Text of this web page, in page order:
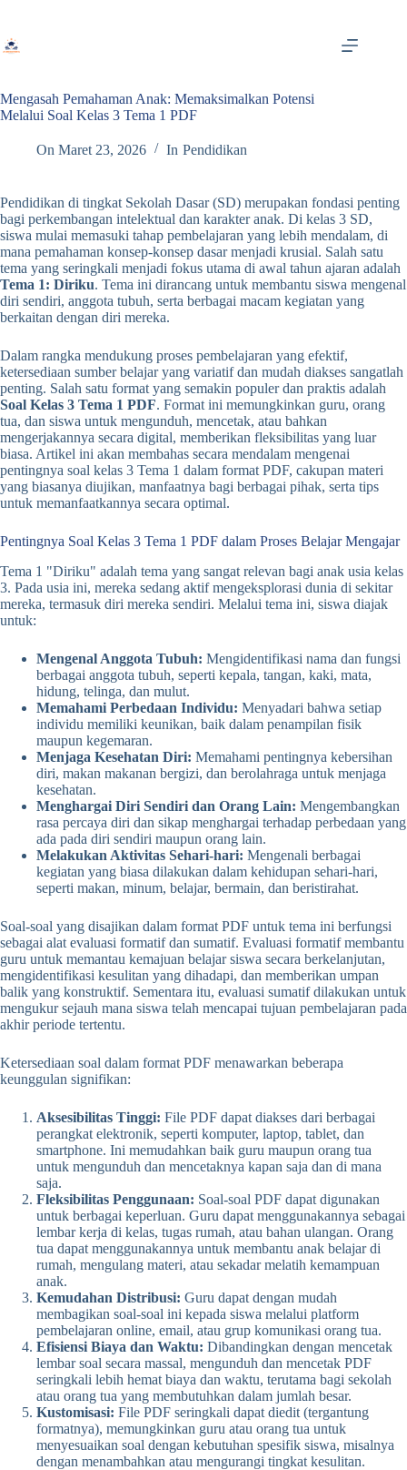
content
Mengasah Pemahaman Anak: Memaksimalkan Potensi
Melalui Soal Kelas 3 Tema 1 PDF
On Maret 23, 2026 In Pendidikan
Pendidikan di tingkat Sekolah Dasar (SD) merupakan fondasi penting
bagi perkembangan intelektual dan karakter anak. Di kelas 3 SD,
siswa mulai memasuki tahap pembelajaran yang lebih mendalam, di
mana pemahaman konsep-konsep dasar menjadi krusial. Salah satu
tema yang seringkali menjadi fokus utama di awal tahun ajaran adalah
Tema 1: Diriku. Tema ini dirancang untuk membantu siswa mengenal
diri sendiri, anggota tubuh, serta berbagai macam kegiatan yang
berkaitan dengan diri mereka.
Dalam rangka mendukung proses pembelajaran yang efektif,
ketersediaan sumber belajar yang variatif dan mudah diakses sangatlah
penting. Salah satu format yang semakin populer dan praktis adalah
Soal Kelas 3 Tema 1 PDF. Format ini memungkinkan guru, orang
tua, dan siswa untuk mengunduh, mencetak, atau bahkan
mengerjakannya secara digital, memberikan fleksibilitas yang luar
biasa. Artikel ini akan membahas secara mendalam mengenai
pentingnya soal kelas 3 Tema 1 dalam format PDF, cakupan materi
yang biasanya diujikan, manfaatnya bagi berbagai pihak, serta tips
untuk memanfaatkannya secara optimal.
Pentingnya Soal Kelas 3 Tema 1 PDF dalam Proses Belajar Mengajar
Tema 1 "Diriku" adalah tema yang sangat relevan bagi anak usia kelas
3. Pada usia ini, mereka sedang aktif mengeksplorasi dunia di sekitar
mereka, termasuk diri mereka sendiri. Melalui tema ini, siswa diajak
untuk:
Mengenal Anggota Tubuh: Mengidentifikasi nama dan fungsi
berbagai anggota tubuh, seperti kepala, tangan, kaki, mata,
hidung, telinga, dan mulut.
Memahami Perbedaan Individu: Menyadari bahwa setiap
individu memiliki keunikan, baik dalam penampilan fisik
maupun kegemaran.
Menjaga Kesehatan Diri: Memahami pentingnya kebersihan
diri, makan makanan bergizi, dan berolahraga untuk menjaga
kesehatan.
Menghargai Diri Sendiri dan Orang Lain: Mengembangkan
rasa percaya diri dan sikap menghargai terhadap perbedaan yang
ada pada diri sendiri maupun orang lain.
Melakukan Aktivitas Sehari-hari: Mengenali berbagai
kegiatan yang biasa dilakukan dalam kehidupan sehari-hari,
seperti makan, minum, belajar, bermain, dan beristirahat.
Soal-soal yang disajikan dalam format PDF untuk tema ini berfungsi
sebagai alat evaluasi formatif dan sumatif. Evaluasi formatif membantu
guru untuk memantau kemajuan belajar siswa secara berkelanjutan,
mengidentifikasi kesulitan yang dihadapi, dan memberikan umpan
balik yang konstruktif. Sementara itu, evaluasi sumatif dilakukan untuk
mengukur sejauh mana siswa telah mencapai tujuan pembelajaran pada
akhir periode tertentu.
Ketersediaan soal dalam format PDF menawarkan beberapa
keunggulan signifikan:
Aksesibilitas Tinggi: File PDF dapat diakses dari berbagai
perangkat elektronik, seperti komputer, laptop, tablet, dan
smartphone. Ini memudahkan baik guru maupun orang tua
untuk mengunduh dan mencetaknya kapan saja dan di mana
saja.
Fleksibilitas Penggunaan: Soal-soal PDF dapat digunakan
untuk berbagai keperluan. Guru dapat menggunakannya sebagai
lembar kerja di kelas, tugas rumah, atau bahan ulangan. Orang
tua dapat menggunakannya untuk membantu anak belajar di
rumah, mengulang materi, atau sekadar melatih kemampuan
anak.
Kemudahan Distribusi: Guru dapat dengan mudah
membagikan soal-soal ini kepada siswa melalui platform
pembelajaran online, email, atau grup komunikasi orang tua.
Efisiensi Biaya dan Waktu: Dibandingkan dengan mencetak
lembar soal secara massal, mengunduh dan mencetak PDF
seringkali lebih hemat biaya dan waktu, terutama bagi sekolah
atau orang tua yang membutuhkan dalam jumlah besar.
Kustomisasi: File PDF seringkali dapat diedit (tergantung
formatnya), memungkinkan guru atau orang tua untuk
menyesuaikan soal dengan kebutuhan spesifik siswa, misalnya
dengan menambahkan atau mengurangi tingkat kesulitan.